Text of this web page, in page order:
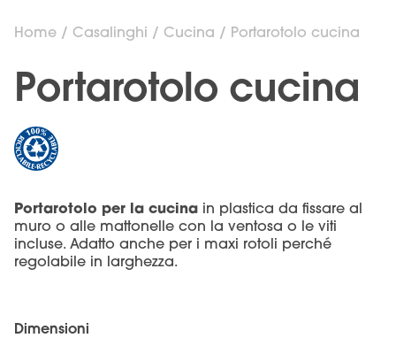
Home / Casalinghi / Cucina / Portarotolo cucina
Portarotolo cucina
Portarotolo per la cucina in plastica da fissare al
muro o alle mattonelle con la ventosa o le viti
incluse. Adatto anche per i maxi rotoli perché
regolabile in larghezza.
Dimensioni